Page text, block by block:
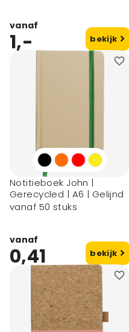
vanaf
1,- bekijk
Notitieboek John |
Gerecycled | A6 | Gelijnd
vanaf 50 stuks
vanaf
0,41 bekijk